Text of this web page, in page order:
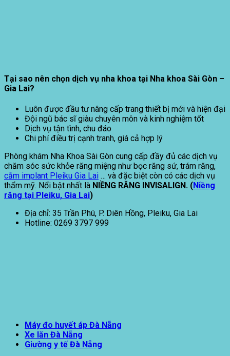
Tại sao nên chọn dịch vụ nha khoa tại Nha khoa Sài Gòn –
Gia Lai?
Luôn được đầu tư nâng cấp trang thiết bị mới và hiện đại
Đội ngũ bác sĩ giàu chuyên môn và kinh nghiệm tốt
Dịch vụ tận tình, chu đáo
Chi phí điều trị cạnh tranh, giá cả hợp lý
Phòng khám Nha Khoa Sài Gòn cung cấp đầy đủ các dịch vụ
chăm sóc sức khỏe răng miệng như bọc răng sứ, trám răng,
cắm implant Pleiku Gia Lai … và đặc biệt còn có các dịch vụ
thẩm mỹ. Nổi bật nhất là NIỀNG RĂNG INVISALIGN. (Niềng
răng tại Pleiku, Gia Lai)
Địa chỉ: 35 Trần Phú, P. Diên Hồng, Pleiku, Gia Lai
Hotline: 0269 3797 999
Máy đo huyết áp Đà Nẵng
Xe lăn Đà Nẵng
Giường y tế Đà Nẵng